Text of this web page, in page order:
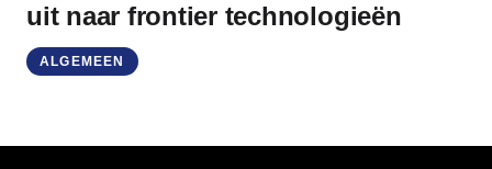
uit naar frontier technologieën
ALGEMEEN